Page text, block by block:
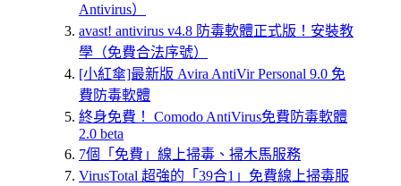
Antivirus）
avast! antivirus v4.8 防毒軟體正式版！安裝教
學（免費合法序號）
[小紅傘]最新版 Avira AntiVir Personal 9.0 免
費防毒軟體
終身免費！ Comodo AntiVirus免費防毒軟體
2.0 beta
7個「免費」線上掃毒、掃木馬服務
VirusTotal 超強的「39合1」免費線上掃毒服